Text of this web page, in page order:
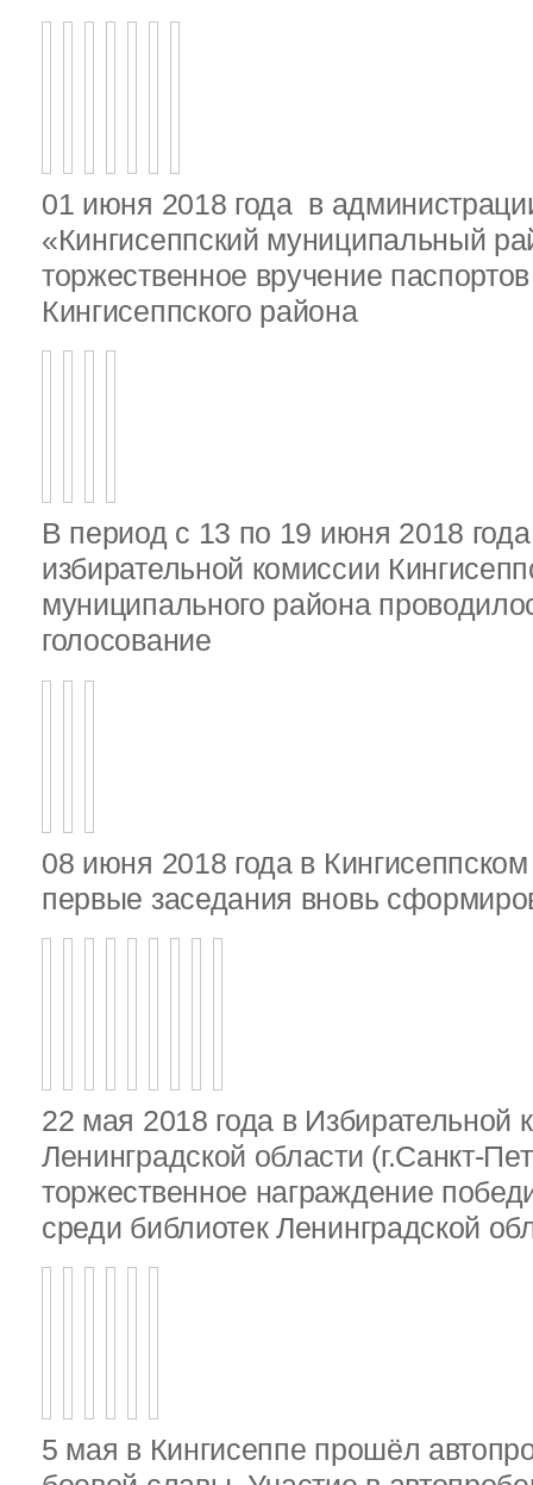
01 июня 2018 года в
«Кингисеппский муниципальный
торжественное вручение
Кингисеппского района
В период с 13 по 19 июня 2018
избирательной комиссии
муниципального района
голосование
08 июня 2018 года в
первые заседания вновь
22 мая 2018 года в Избирательной
Ленинградской области (г.Санкт-
торжественное награждение
среди библиотек Ленинградской
5 мая в Кингисеппе прошёл